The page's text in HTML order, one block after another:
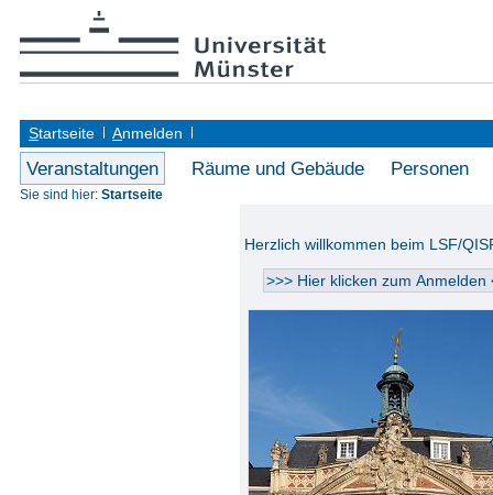
Startseite Anmelden
Veranstaltungen Räume und Gebäude Personen
Sie sind hier: Startseite
Herzlich willkommen beim LSF/